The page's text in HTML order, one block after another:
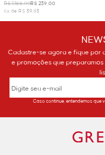
R$ 1.188,00R$ 239,00
6x de R$ 39,83
Cadastre-se agora e fique por
e promoções que
Caso continue, entendemos que